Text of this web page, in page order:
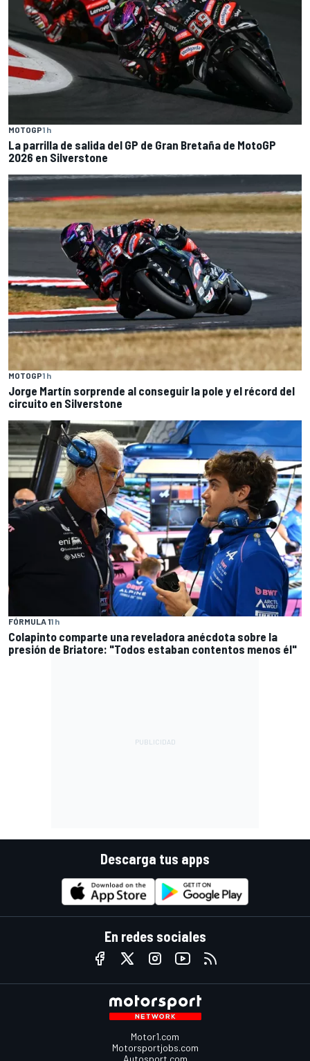
MOTOGP1 h
La parrilla de salida del GP de Gran Bretaña de MotoGP
2026 en Silverstone
MOTOGP1 h
Jorge Martín sorprende al conseguir la pole y el récord del
circuito en Silverstone
FÓRMULA 11 h
Colapinto comparte una reveladora anécdota sobre la
presión de Briatore: "Todos estaban contentos menos él"
Descarga tus apps
En redes sociales
Motor1.com
Motorsportjobs.com